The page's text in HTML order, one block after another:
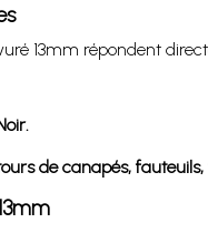
13mm répondent
de canapés,